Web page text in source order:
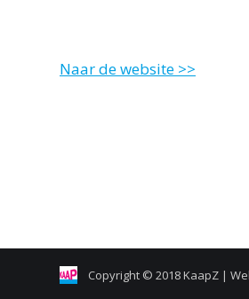
Naar de website >>
Copyright © 2018 KaapZ |